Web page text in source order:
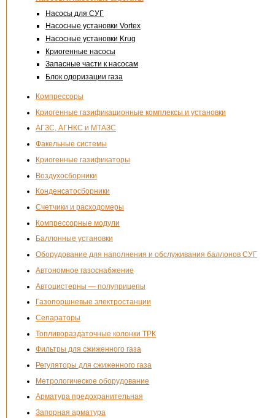
Насосы для СУГ
Насосные установки Vortex
Насосные установки Krug
Криогенные насосы
Запасные части к насосам
Блок одоризации газа
Компрессоры
Криогенные газификационные комплексы и установки
АГЗС, АГНКС и МТАЗС
Факельные системы
Криогенные газификаторы
Воздухосборники
Конденсатосборники
Счетчики и расходомеры
Компрессорные модули
Баллонные установки
Оборудование для наполнения и обслуживания баллонов СУГ
Автономное газоснабжение
Автоцистерны — полуприцепы
Газопоршневые электростанции
Сепараторы
Топливораздаточные колонки ТРК
Фильтры для сжиженного газа
Регуляторы для сжиженного газа
Метрологическое оборудование
Арматура предохранительная
Запорная арматура